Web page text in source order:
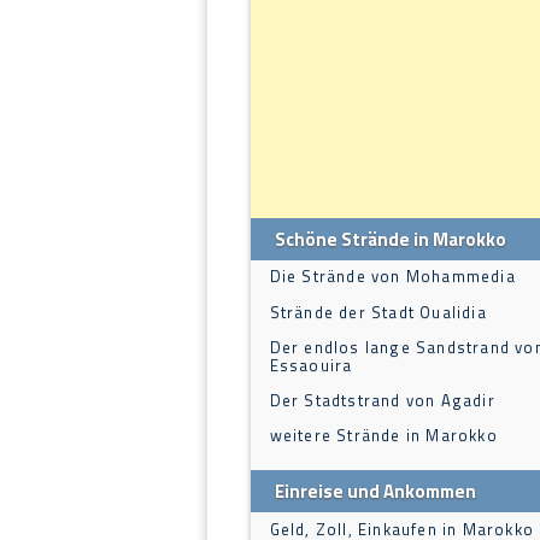
Schöne Strände in Marokko
Die Strände von Mohammedia
Strände der Stadt Oualidia
Der endlos lange Sandstrand
Essaouira
Der Stadtstrand von Agadir
weitere Strände in Marokko
Einreise und Ankommen
Geld, Zoll, Einkaufen in Marokko